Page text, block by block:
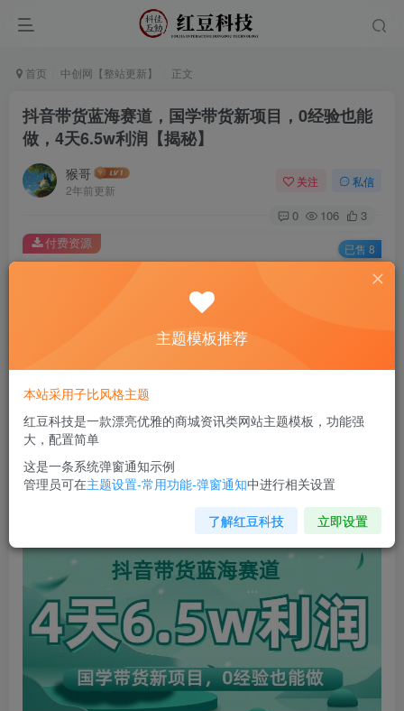
首页 中创网【整站更新】 正文
抖音带货蓝海赛道，国学带货新项目，0经验也能
做，4天6.5w利润【揭秘】
猴哥
2年前更新
关注 私信
0 106 3
此内容为付费资源，请付费后查看
￥9.9
您当前未登录！建议登陆后购买，可保存购买订单
付费资源 已售 8
抖音带货蓝海赛道，国学带货新项目，0经验也能做，4天
主题模板推荐
本站采用子比风格主题
红豆科技是一款漂亮优雅的商城资讯类网站主题模板，功能强
大，配置简单
这是一条系统弹窗通知示例
管理员可在主题设置-常用功能-弹窗通知中进行相关设置
了解红豆科技 立即设置